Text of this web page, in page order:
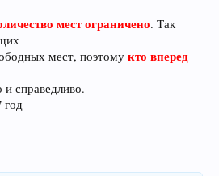
мест ограничено. Так
мест, поэтому кто вперед
справедливо.
год